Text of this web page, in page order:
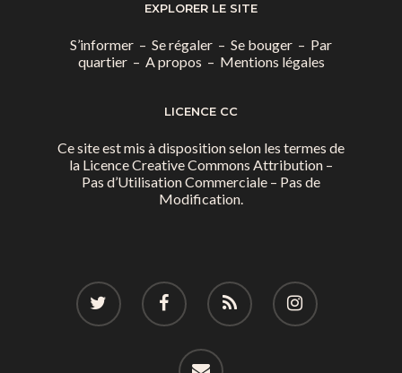
EXPLORER LE SITE
S’informer – Se régaler – Se bouger – Par
quartier– A propos – Mentions légales
LICENCE CC
Ce site est mis à disposition selon les termes de
la Licence Creative Commons Attribution –
Pas d’Utilisation Commerciale – Pas de
Modification.